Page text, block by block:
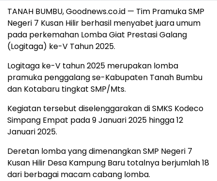
TANAH BUMBU, Goodnews.co.id — Tim Pramuka SMP
Negeri 7 Kusan Hilir berhasil menyabet juara umum
pada perkemahan Lomba Giat Prestasi Galang
(Logitaga) ke-V Tahun 2025.
Logitaga ke-V tahun 2025 merupakan lomba
pramuka penggalang se-Kabupaten Tanah Bumbu
dan Kotabaru tingkat SMP/Mts.
Kegiatan tersebut diselenggarakan di SMKS Kodeco
Simpang Empat pada 9 Januari 2025 hingga 12
Januari 2025.
Deretan lomba yang dimenangkan SMP Negeri 7
Kusan Hilir Desa Kampung Baru totalnya berjumlah 18
dari berbagai macam cabang lomba.